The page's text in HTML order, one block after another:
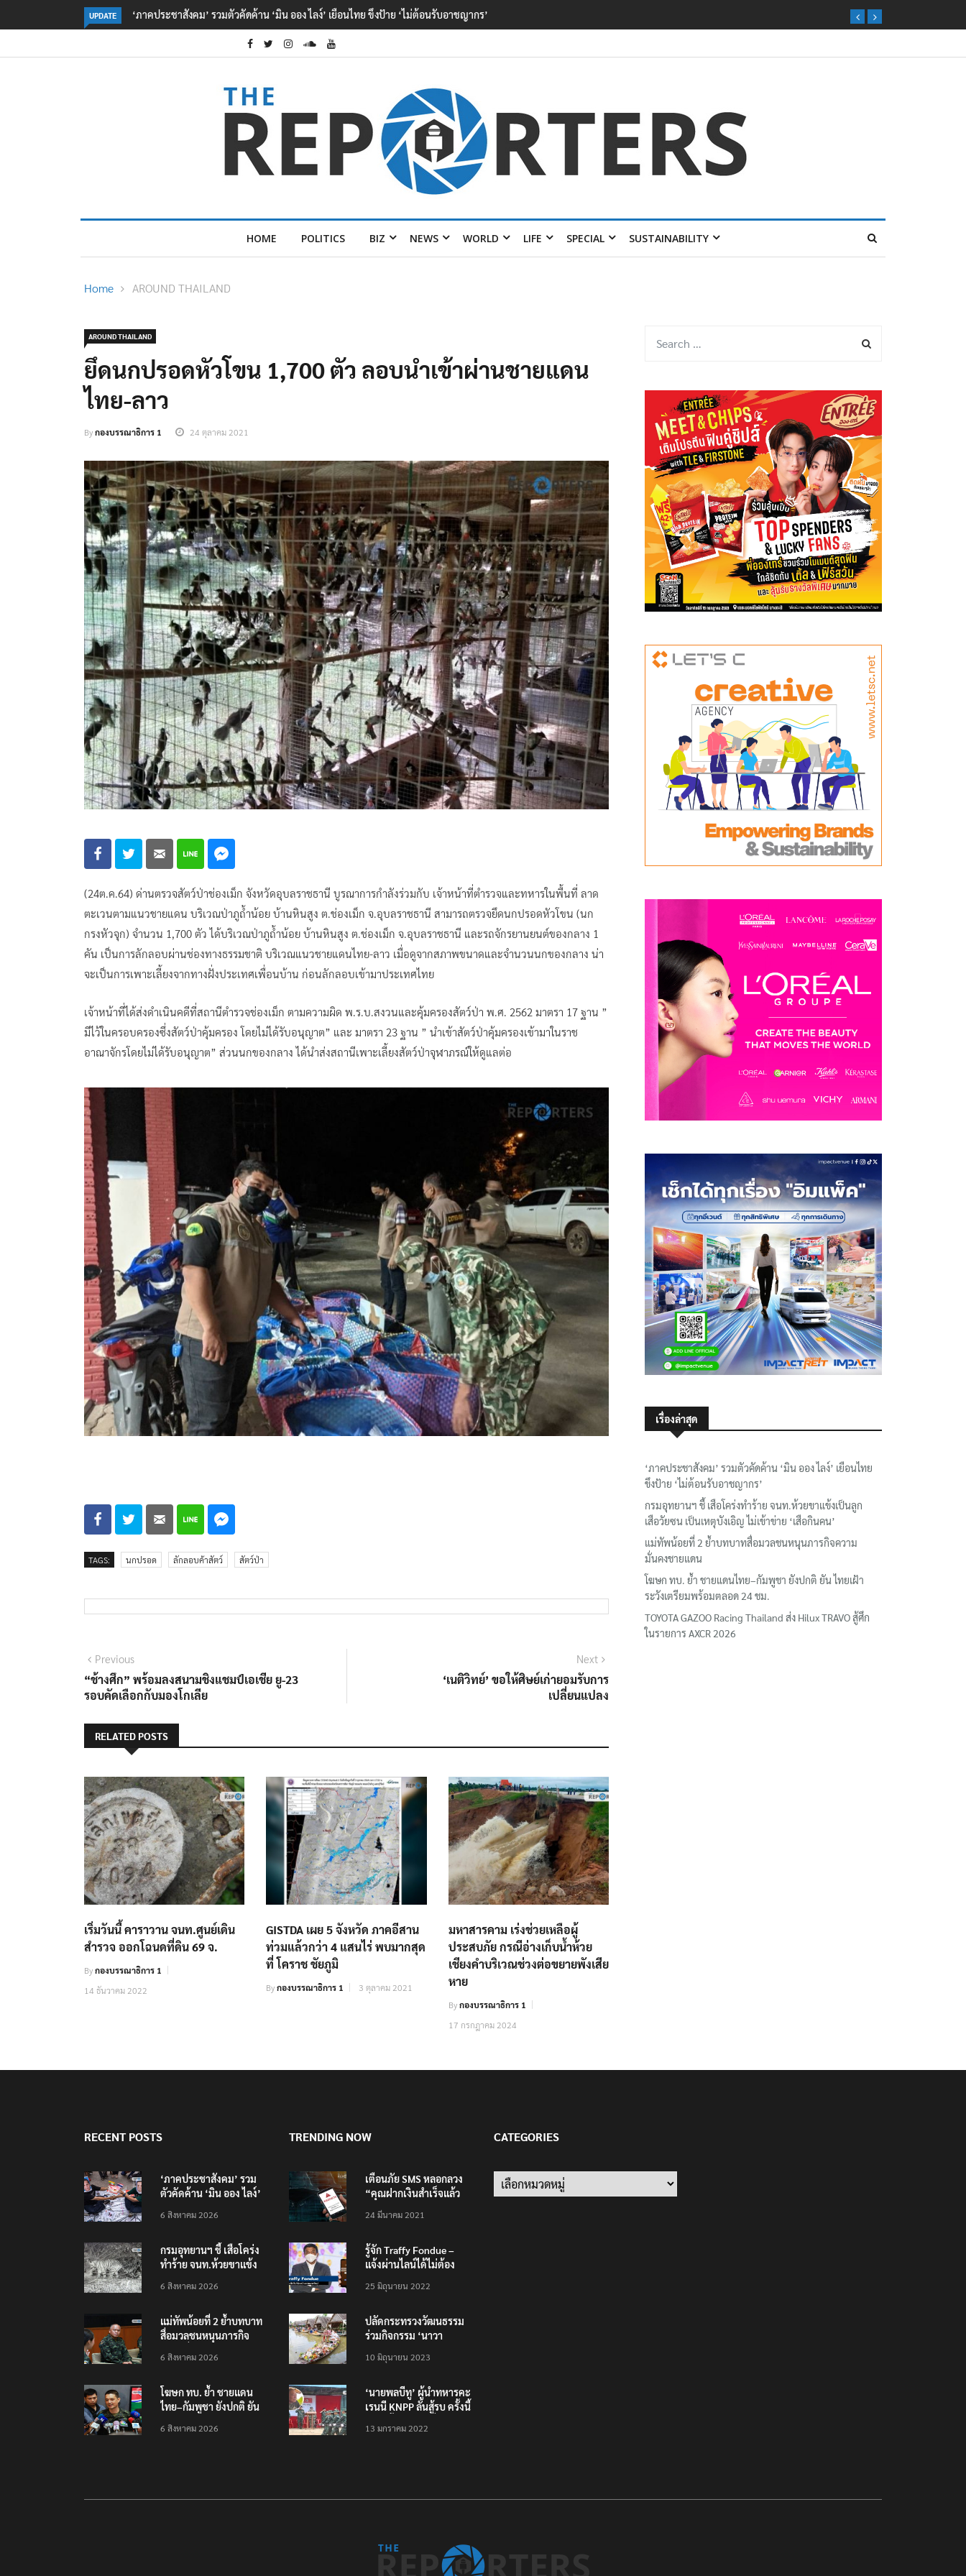
UPDATE กรมอุทยานฯ ชี้ เสือโคร่งทำร้าย จนท.ห้วยขาแข้งเป็นลูกเสือวัยซน เป็นเหตุบังเอิญ ไม่เข้าข่าย ‘เสือกินคน’
HOME POLITICS BIZ NEWS WORLD LIFE SPECIAL SUSTAINABILITY
Home AROUND THAILAND
AROUND THAILAND
ยึดนกปรอดหัวโขน 1,700 ตัว ลอบนำเข้าผ่านชายแดน
ไทย-ลาว
Byกองบรรณาธิการ 1 24 ตุลาคม 2021
(24ต.ค.64) ด่านตรวจสัตว์ป่าช่องเม็ก จังหวัดอุบลราชธานี บูรณาการกำลังร่วมกับ เจ้าหน้าที่ตำรวจและทหารในพื้นที่ ลาด
ตะเวนตามแนวชายแดน บริเวณป่าภูถ้ำน้อย บ้านหินสูง ต.ช่องเม็ก จ.อุบลราชธานี สามารถตรวจยึดนกปรอดหัวโขน (นก
กรงหัวจุก) จำนวน 1,700 ตัว ได้บริเวณป่าภูถ้ำน้อย บ้านหินสูง ต.ช่องเม็ก จ.อุบลราชธานี และรถจักรยานยนต์ของกลาง 1
คัน เป็นการลักลอบผ่านช่องทางธรรมชาติ บริเวณแนวชายแดนไทย-ลาว เมื่อดูจากสภาพขนาดและจำนวนนกของกลาง น่า
จะเป็นการเพาะเลี้ยงจากทางฝั่งประเทศเพื่อนบ้าน ก่อนลักลอบเข้ามาประเทศไทย
เจ้าหน้าที่ได้ส่งดำเนินคดีที่สถานีตำรวจช่องเม็ก ตามความผิด พ.ร.บ.สงวนและคุ้มครองสัตว์ป่า พ.ศ. 2562 มาตรา 17 ฐาน ”
มีไว้ในครอบครองซึ่งสัตว์ป่าคุ้มครอง โดยไม่ได้รับอนุญาต” และ มาตรา 23 ฐาน ” นำเข้าสัตว์ป่าคุ้มครองเข้ามาในราช
อาณาจักรโดยไม่ได้รับอนุญาต” ส่วนนกของกลาง ได้นำส่งสถานีเพาะเลี้ยงสัตว์ป่าจุฬาภรณ์ให้ดูแลต่อ
TAGS: นกปรอด ลักลอบค้าสัตว์ สัตว์ป่า
แนะแนว
เรื่อง
PreviousPrevious
post:
“ช้างศึก” พร้อมลงสนามชิงแชมป์เอเชีย ยู-23
รอบคัดเลือกกับมองโกเลีย
Next
post:
‘เนติวิทย์’ ขอให้ศิษย์เก่ายอมรับการ
เปลี่ยนแปลง
RELATED POSTS
เริ่มวันนี้ คาราวาน จนท.ศูนย์เดิน
สำรวจ ออกโฉนดที่ดิน 69 จ.
Byกองบรรณาธิการ 1
14 ธันวาคม 2022
GISTDA เผย 5 จังหวัด ภาคอีสาน
ท่วมแล้วกว่า 4 แสนไร่ พบมากสุด
ที่ โคราช ชัยภูมิ
Byกองบรรณาธิการ 1 3 ตุลาคม 2021
มหาสารคาม เร่งช่วยเหลือผู้
ประสบภัย กรณีอ่างเก็บน้ำห้วย
เชียงคำบริเวณช่วงต่อขยายพังเสีย
หาย
Byกองบรรณาธิการ 1
17 กรกฎาคม 2024
เรื่องล่าสุด
‘ภาคประชาสังคม’ รวมตัวคัดค้าน ‘มิน ออง ไลง์’ เยือนไทย
ขึงป้าย ‘ไม่ต้อนรับอาชญากร’
กรมอุทยานฯ ชี้ เสือโคร่งทำร้าย จนท.ห้วยขาแข้งเป็นลูก
เสือวัยซน เป็นเหตุบังเอิญ ไม่เข้าข่าย ‘เสือกินคน’
แม่ทัพน้อยที่ 2 ย้ำบทบาทสื่อมวลชนหนุนภารกิจความ
มั่นคงชายแดน
โฆษก ทบ. ย้ำ ชายแดนไทย–กัมพูชา ยังปกติ ยัน ไทยเฝ้า
ระวังเตรียมพร้อมตลอด 24 ชม.
TOYOTA GAZOO Racing Thailand ส่ง Hilux TRAVO สู้ศึก
ในรายการ AXCR 2026
RECENT POSTS
‘ภาคประชาสังคม’ รวม
ตัวคัดค้าน ‘มิน ออง ไลง์’
ต้อนรับอาชญากร’
6 สิงหาคม 2026
กรมอุทยานฯ ชี้ เสือโคร่ง
ทำร้าย จนท.ห้วยขาแข้ง
บังเอิญ ไม่เข้าข่าย ‘เสือ
6 สิงหาคม 2026
แม่ทัพน้อยที่ 2 ย้ำบทบาท
สื่อมวลชนหนุนภารกิจ
6 สิงหาคม 2026
โฆษก ทบ. ย้ำ ชายแดน
ไทย–กัมพูชา ยังปกติ ยัน
ตลอด 24 ชม.
6 สิงหาคม 2026
TRENDING NOW
เตือนภัย SMS หลอกลวง
“คุณฝากเงินสำเร็จแล้ว
24 มีนาคม 2021
รู้จัก Traffy Fondue –
แจ้งผ่านไลน์ได้ไม่ต้อง
ทั่วไทย ไม่ใช่แค่ในกรุง
25 มิถุนายน 2022
ปลัดกระทรวงวัฒนธรรม
ร่วมกิจกรรม ‘นาวา
ตักบาตรทางน้ำ
10 มิถุนายน 2023
‘นายพลบีทู’ ผู้นำทหารคะ
เรนนี KNPP ลั่นสู้รบ ครั้งนี้
ประชาชนต้องชนะ
13 มกราคม 2022
CATEGORIES
Categories